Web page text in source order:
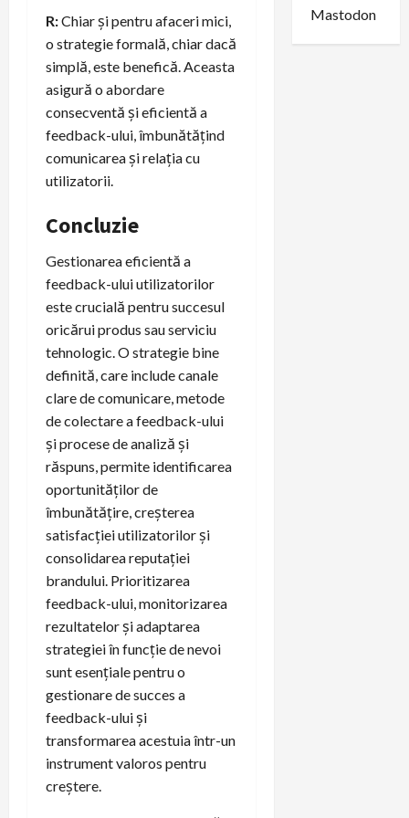
R:Chiar și pentru afaceri mici,
o strategie formală, chiar dacă
simplă, este benefică. Aceasta
asigură o abordare
consecventă și eficientă a
feedback-ului, îmbunătățind
comunicarea și relația cu
utilizatorii.
Concluzie
Gestionarea eficientă a
feedback-ului utilizatorilor
este crucială pentru succesul
oricărui produs sau serviciu
tehnologic. O strategie bine
definită, care include canale
clare de comunicare, metode
de colectare a feedback-ului
și procese de analiză și
răspuns, permite identificarea
oportunităților de
îmbunătățire, creșterea
satisfacției utilizatorilor și
consolidarea reputației
brandului. Prioritizarea
feedback-ului, monitorizarea
rezultatelor și adaptarea
strategiei în funcție de nevoi
sunt esențiale pentru o
gestionare de succes a
feedback-ului și
transformarea acestuia într-un
instrument valoros pentru
creștere.
Mastodon